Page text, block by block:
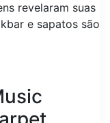
revelaram suas
e sapatos são